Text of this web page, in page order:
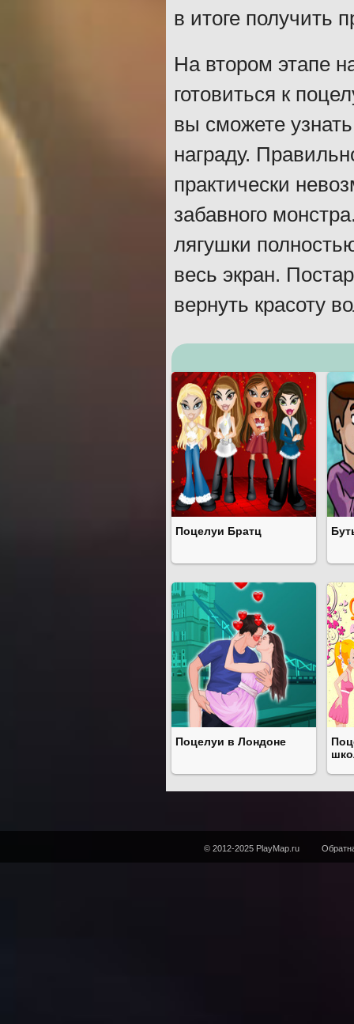
в итоге получить
На втором этапе
готовиться к
вы сможете узнать
награду.
практически
забавного
лягушки
весь экран.
вернуть красоту
Поцелуи Братц
Поцелуи в Лондоне
© 2012-2025 PlayMap.ru